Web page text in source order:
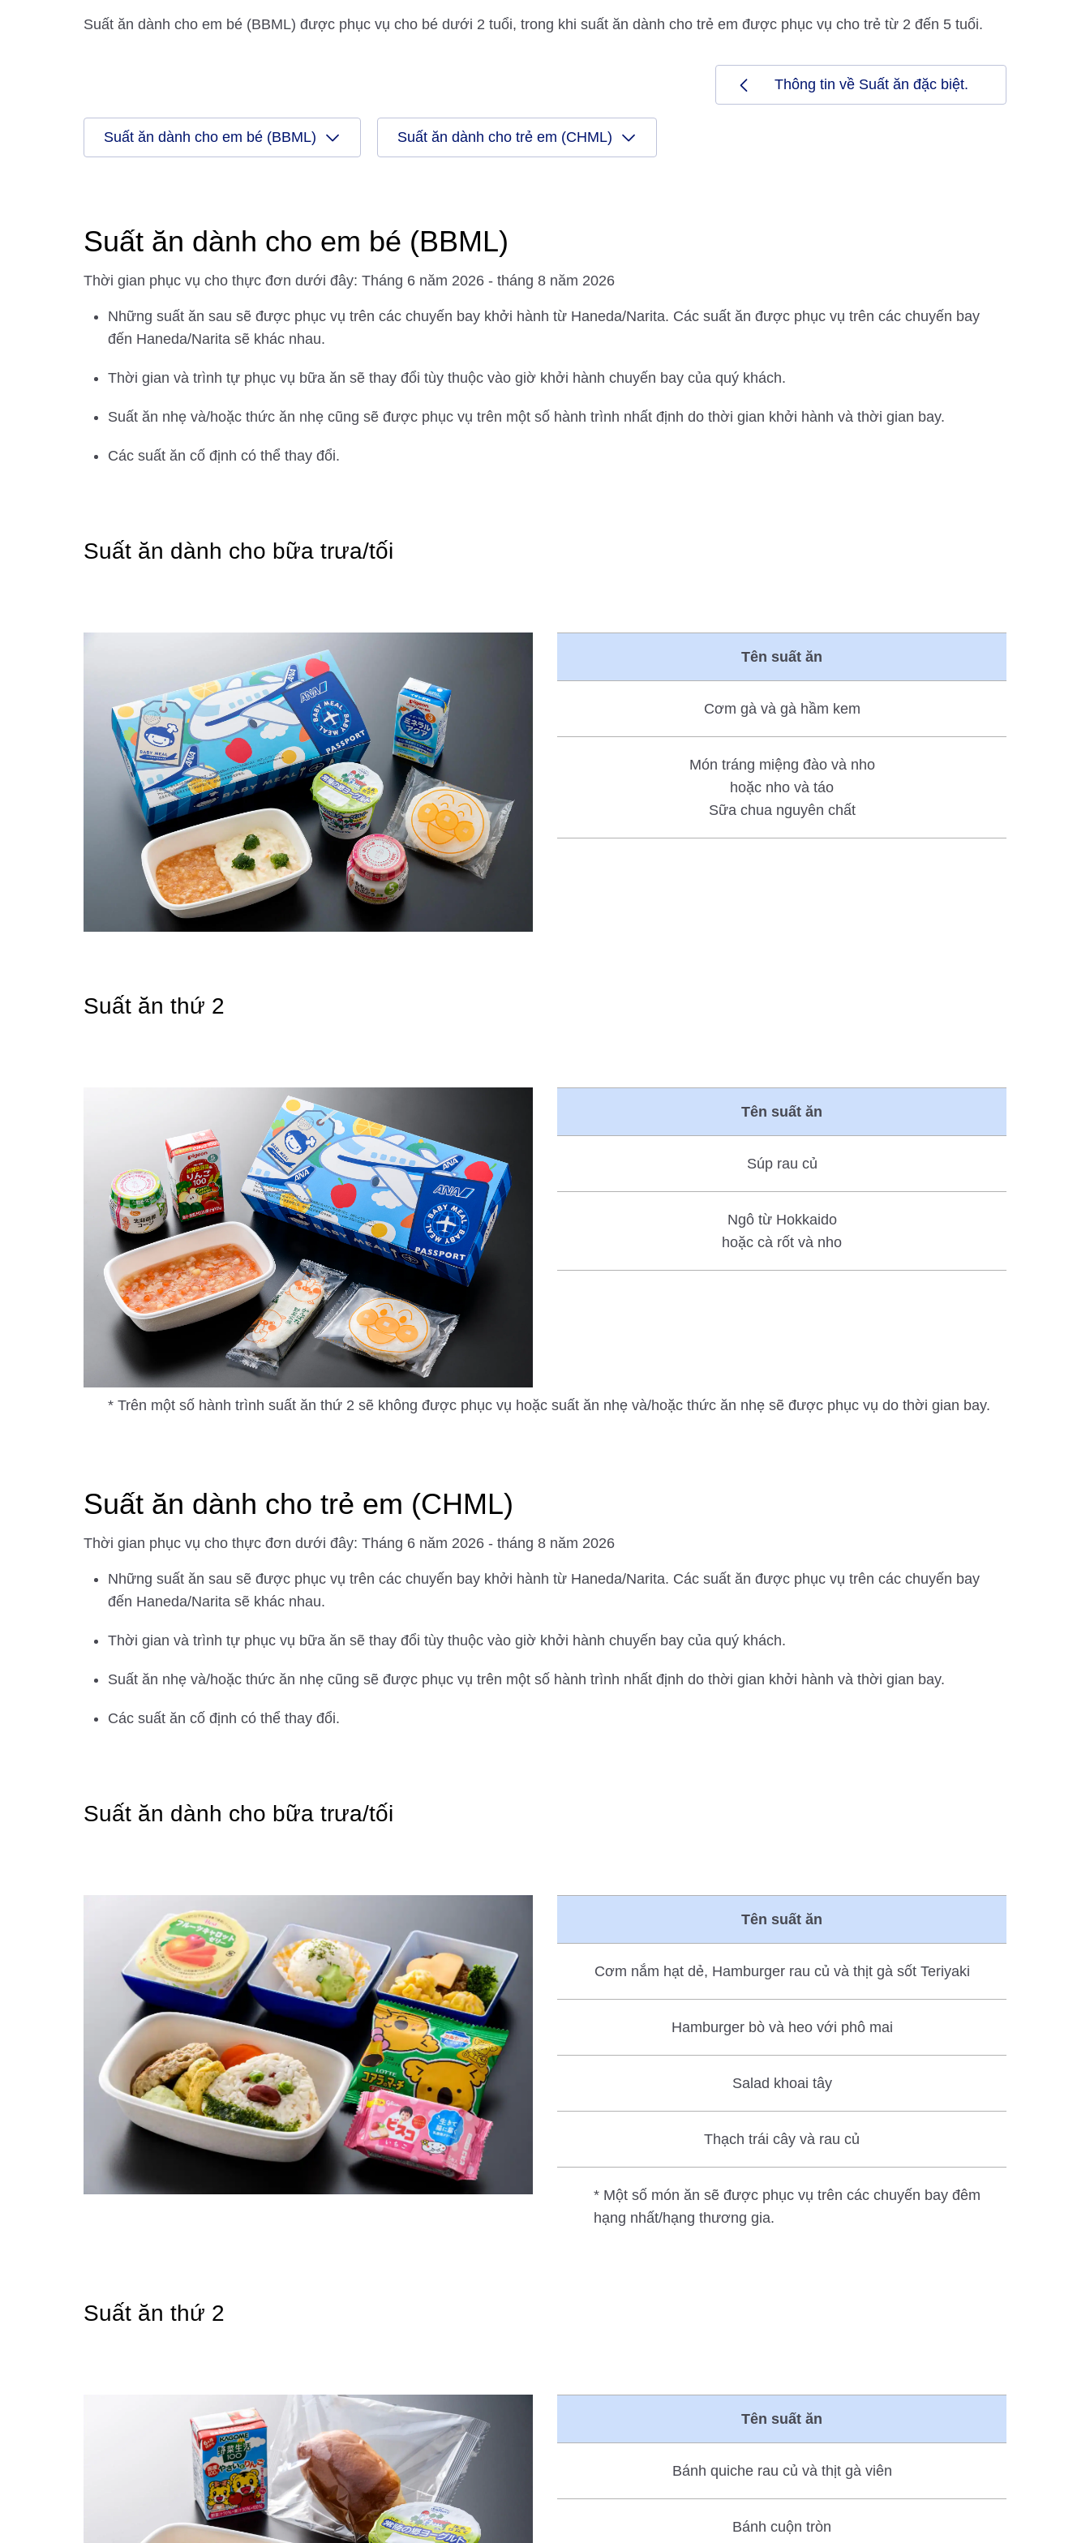
Suất ăn dành cho em bé (BBML) được phục vụ cho bé dưới 2 tuổi, trong khi suất ăn dành cho trẻ em được phục vụ cho trẻ từ 2 đến 5 tuổi.
Thông tin về Suất ăn đặc biệt.
Suất ăn dành cho em bé (BBML) Suất ăn dành cho trẻ em (CHML)
Suất ăn dành cho em bé (BBML)
Thời gian phục vụ cho thực đơn dưới đây: Tháng 6 năm 2026 - tháng 8 năm 2026
Những suất ăn sau sẽ được phục vụ trên các chuyến bay khởi hành từ Haneda/Narita. Các suất ăn được phục vụ trên các chuyến bay
đến Haneda/Narita sẽ khác nhau.
Thời gian và trình tự phục vụ bữa ăn sẽ thay đổi tùy thuộc vào giờ khởi hành chuyến bay của quý khách.
Suất ăn nhẹ và/hoặc thức ăn nhẹ cũng sẽ được phục vụ trên một số hành trình nhất định do thời gian khởi hành và thời gian bay.
Các suất ăn cố định có thể thay đổi.
Suất ăn dành cho bữa trưa/tối
Tên suất ăn
Cơm gà và gà hầm kem
Món tráng miệng đào và nho
hoặc nho và táo
Sữa chua nguyên chất
Suất ăn thứ 2
Tên suất ăn
Súp rau củ
Ngô từ Hokkaido
hoặc cà rốt và nho
* Trên một số hành trình suất ăn thứ 2 sẽ không được phục vụ hoặc suất ăn nhẹ và/hoặc thức ăn nhẹ sẽ được phục vụ do thời gian bay.
Suất ăn dành cho trẻ em (CHML)
Thời gian phục vụ cho thực đơn dưới đây: Tháng 6 năm 2026 - tháng 8 năm 2026
Những suất ăn sau sẽ được phục vụ trên các chuyến bay khởi hành từ Haneda/Narita. Các suất ăn được phục vụ trên các chuyến bay
đến Haneda/Narita sẽ khác nhau.
Thời gian và trình tự phục vụ bữa ăn sẽ thay đổi tùy thuộc vào giờ khởi hành chuyến bay của quý khách.
Suất ăn nhẹ và/hoặc thức ăn nhẹ cũng sẽ được phục vụ trên một số hành trình nhất định do thời gian khởi hành và thời gian bay.
Các suất ăn cố định có thể thay đổi.
Suất ăn dành cho bữa trưa/tối
Tên suất ăn
Cơm nắm hạt dẻ, Hamburger rau củ và thịt gà sốt Teriyaki
Hamburger bò và heo với phô mai
Salad khoai tây
Thạch trái cây và rau củ
* Một số món ăn sẽ được phục vụ trên các chuyến bay đêm
hạng nhất/hạng thương gia.
Suất ăn thứ 2
Tên suất ăn
Bánh quiche rau củ và thịt gà viên
Bánh cuộn tròn